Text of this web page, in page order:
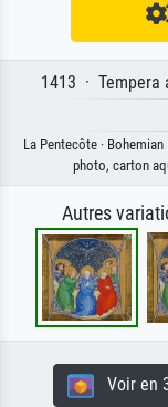
1413 · Tempera
La Pentecôte ·
photo, carton
Autres
Voir en